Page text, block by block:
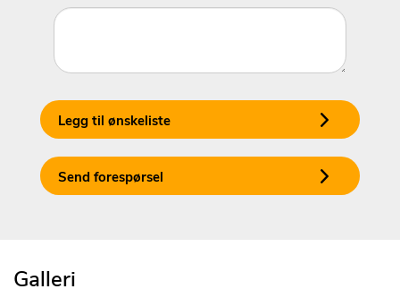
Legg til ønskeliste
Send forespørsel
Galleri